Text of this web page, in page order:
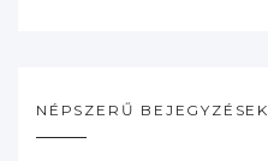
NÉPSZERŰ BEJEGYZÉSEK